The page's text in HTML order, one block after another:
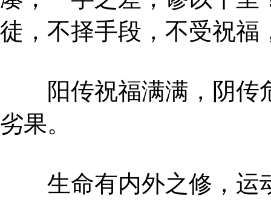
徒，不择手段，不受祝福
阳传祝福满满，阴传
劣果。
生命有内外之修，运